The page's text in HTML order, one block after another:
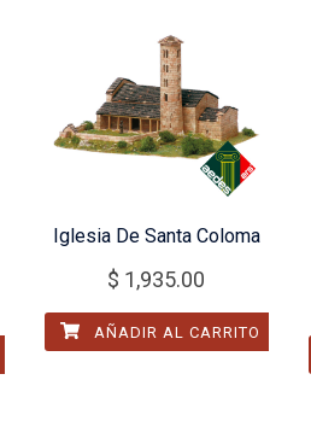
Iglesia De Santa Coloma
$ 1,935.00
AÑADIR AL CARRITO